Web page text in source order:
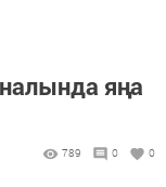
яңа
789 0 0